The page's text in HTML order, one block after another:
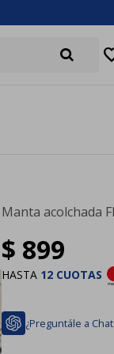
Manta acolchada
$ 899
HASTA 12 CUOTAS
¿Preguntále a